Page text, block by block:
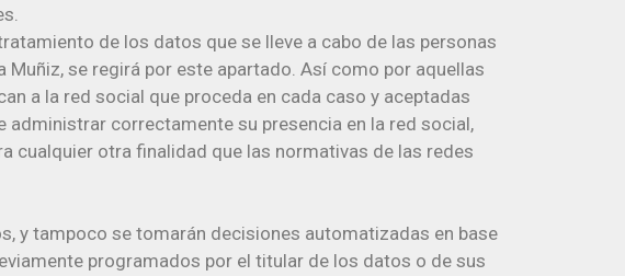
de los datos que se lleve a cabo de las personas
se regirá por este apartado. Así como por aquellas
a la red social que proceda en cada caso y aceptadas
correctamente su presencia en la red social,
cualquier otra finalidad que las normativas de las redes
y tampoco se tomarán decisiones automatizadas en base
programados por el titular de los datos o de sus